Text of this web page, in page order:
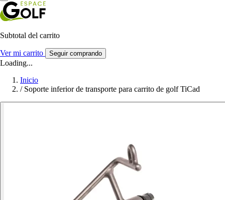
Subtotal del carrito
Ver mi carrito Seguir comprando
Loading...
Inicio
/ Soporte inferior de transporte para carrito de golf TiCad